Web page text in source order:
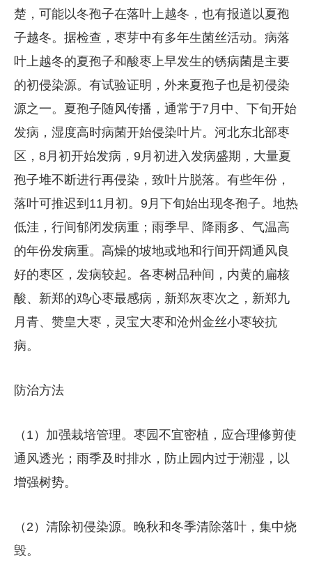
楚，可能以冬孢子在落叶上越冬，也有报道以夏孢
子越冬。据检查，枣芽中有多年生菌丝活动。病落
叶上越冬的夏孢子和酸枣上早发生的锈病菌是主要
的初侵染源。有试验证明，外来夏孢子也是初侵染
源之一。夏孢子随风传播，通常于7月中、下旬开始
发病，湿度高时病菌开始侵染叶片。河北东北部枣
区，8月初开始发病，9月初进入发病盛期，大量夏
孢子堆不断进行再侵染，致叶片脱落。有些年份，
落叶可推迟到11月初。9月下旬始出现冬孢子。地热
低洼，行间郁闭发病重；雨季早、降雨多、气温高
的年份发病重。高燥的坡地或地和行间开阔通风良
好的枣区，发病较起。各枣树品种间，内黄的扁核
酸、新郑的鸡心枣最感病，新郑灰枣次之，新郑九
月青、赞皇大枣，灵宝大枣和沧州金丝小枣较抗
病。
防治方法
（1）加强栽培管理。枣园不宜密植，应合理修剪使
通风透光；雨季及时排水，防止园内过于潮湿，以
增强树势。
（2）清除初侵染源。晚秋和冬季清除落叶，集中烧
毁。